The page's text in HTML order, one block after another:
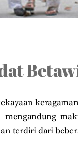
terdiri dari